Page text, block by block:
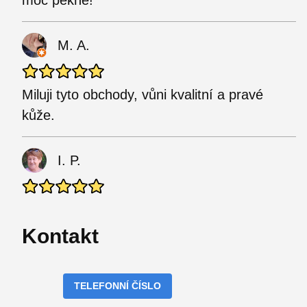
M. A.
Miluji tyto obchody, vůni kvalitní a pravé
kůže.
I. P.
Kontakt
TELEFONNÍ ČÍSLO